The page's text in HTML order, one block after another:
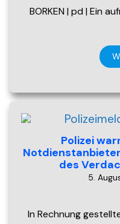
BORKEN | pd | Ein
Polizei
des
5.
In Rechnung